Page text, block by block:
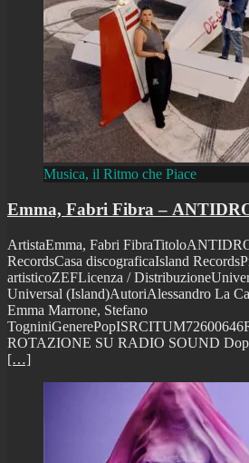
Musica, il Ritmo che Piace
Emma, Fabri Fibra –
ArtistaEmma, Fabri
RecordsCasa discograficaIsland
artisticoZEFLicenza /
Universal (Island)AutoriAlessandro La
Emma Marrone, Stefano
ROTAZIONE SU RADIO SOUND
[…]